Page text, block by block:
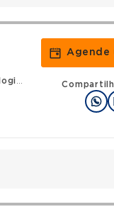
RQE 56291 -
Agende